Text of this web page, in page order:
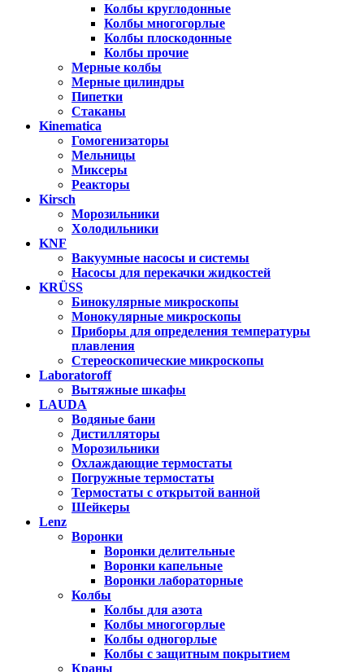
Колбы круглодонные
Колбы многогорлые
Колбы плоскодонные
Колбы прочие
Мерные колбы
Мерные цилиндры
Пипетки
Стаканы
Kinematica
Гомогенизаторы
Мельницы
Миксеры
Реакторы
Kirsch
Морозильники
Холодильники
KNF
Вакуумные насосы и системы
Насосы для перекачки жидкостей
KRÜSS
Бинокулярные микроскопы
Монокулярные микроскопы
Приборы для определения температуры
плавления
Стереоскопические микроскопы
Laboratoroff
Вытяжные шкафы
LAUDA
Водяные бани
Дистилляторы
Морозильники
Охлаждающие термостаты
Погружные термостаты
Термостаты с открытой ванной
Шейкеры
Lenz
Воронки
Воронки делительные
Воронки капельные
Воронки лабораторные
Колбы
Колбы для азота
Колбы многогорлые
Колбы одногорлые
Колбы с защитным покрытием
Краны